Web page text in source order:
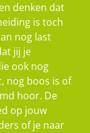
denken dat
is toch
nog last
jij je
ook nog
nog boos is of
hoor. De
op jouw
of je naar